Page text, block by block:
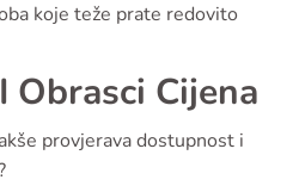
koje teže prate redovito
Cijena
provjerava dostupnost i